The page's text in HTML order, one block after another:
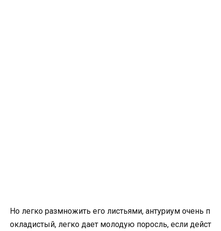
Но легко размножить его листьями, антуриум очень п
окладистый, легко дает молодую поросль, если дейст